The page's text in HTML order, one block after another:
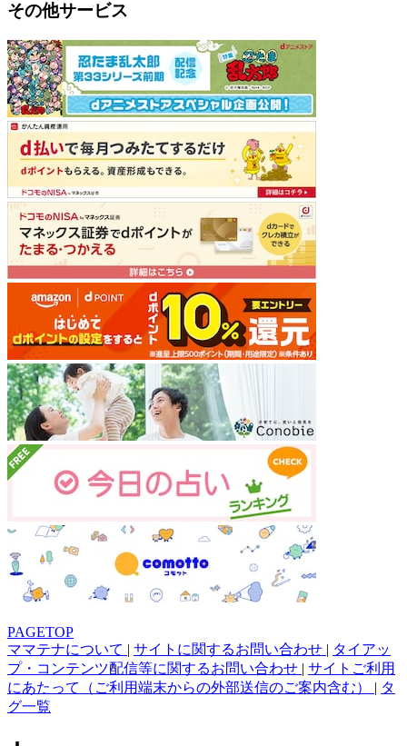
その他サービス
PAGETOP
ママテナについて | サイトに関するお問い合わせ | タイアッ
プ・コンテンツ配信等に関するお問い合わせ | サイトご利用
にあたって（ご利用端末からの外部送信のご案内含む） | タ
グ一覧